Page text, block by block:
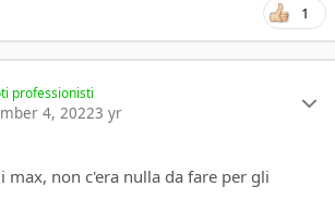
1
professionisti
4, 20223 yr
max, non c'era nulla da fare per gli